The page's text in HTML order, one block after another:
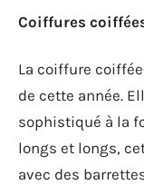
Coiffures
La coiffure
de cette année.
sophistiqué à la
longs et longs,
avec des